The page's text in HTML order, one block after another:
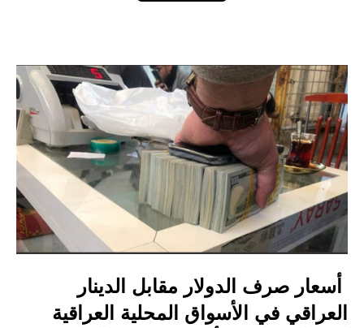
القروض والسلف
المنح المالية
قطع الاراضي
اخبار العراق
الاخبار السياسية
الاخبار الامنية
الاخبار الاقتصادية
أسعار صرف الدولار مقابل الدينار
العراقي في الأسواق المحلية العراقية